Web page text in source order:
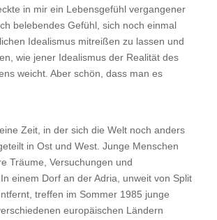
in mir ein Lebensgefühl vergangener
belebendes Gefühl, sich noch einmal
Idealismus mitreißen zu lassen und
wie jener Idealismus der Realität des
weicht. Aber schön, dass man es
Zeit, in der sich die Welt noch anders
in Ost und West. Junge Menschen
Träume, Versuchungen und
einem Dorf an der Adria, unweit von Split
treffen im Sommer 1985 junge
europäischen Ländern